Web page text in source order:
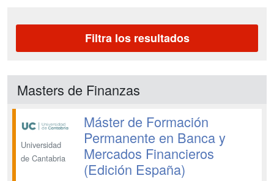
Filtra los resultados
Masters de Finanzas
Universidad
de Cantabria
Máster de Formación
Permanente en Banca y
Mercados Financieros
(Edición España)